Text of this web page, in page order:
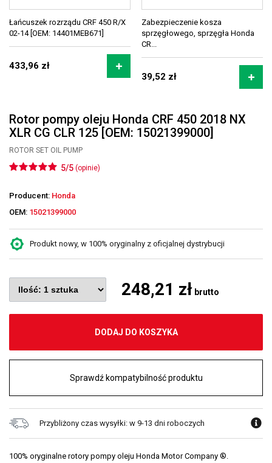
Łańcuszek rozrządu CRF 450 R/X
02-14 [OEM: 14401MEB671]
433,96 zł
Zabezpieczenie kosza
sprzęgłowego, sprzęgła Honda
CR...
39,52 zł
Rotor pompy oleju Honda CRF 450 2018 NX
XLR CG CLR 125 [OEM: 15021399000]
ROTOR SET OIL PUMP
5/5 (opinie)
Producent: Honda
OEM: 15021399000
Produkt nowy, w 100% oryginalny z oficjalnej dystrybucji
248,21 zł brutto
DODAJ DO KOSZYKA
Sprawdź kompatybilność produktu
Przybliżony czas wysyłki: w 9-13 dni roboczych
100% oryginalne rotory pompy oleju Honda Motor Company ®.